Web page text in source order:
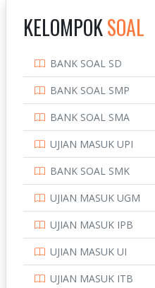
INSTITUT TEKNOLOGI
INSTITUT TEKNOLOGI
SEPULUH NOVEMBER
INSTITUT TEKNOLOGI
SUMATERA
IPDN / STPDN
PENDIDIKAN
PERBANKAN
POLRI
POLTEK SSN
KELOMPOKSOAL
BANK SOAL SD
BANK SOAL SMP
BANK SOAL SMA
UJIAN MASUK UPI
BANK SOAL SMK
UJIAN MASUK UGM
UJIAN MASUK IPB
UJIAN MASUK UI
UJIAN MASUK ITB